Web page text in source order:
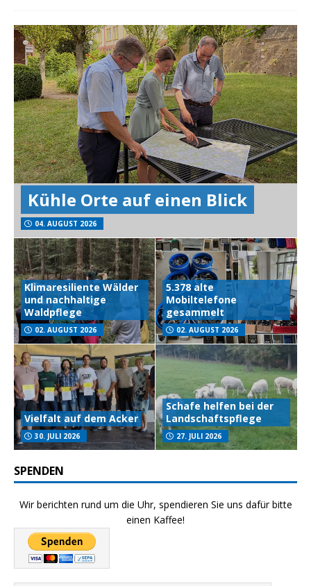
Kühle Orte auf einen Blick
04. AUGUST 2026
Klimaresiliente Wälder
und nachhaltige
Waldpflege
02. AUGUST 2026
5.378 alte
Mobiltelefone
gesammelt
02. AUGUST 2026
Vielfalt auf dem Acker
30. JULI 2026
Schafe helfen bei der
Landschaftspflege
27. JULI 2026
SPENDEN
Wir berichten rund um die Uhr, spendieren Sie uns dafür bitte
einen Kaffee!